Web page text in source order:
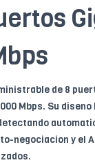
de 8
Mbps. Su
negociacion y el